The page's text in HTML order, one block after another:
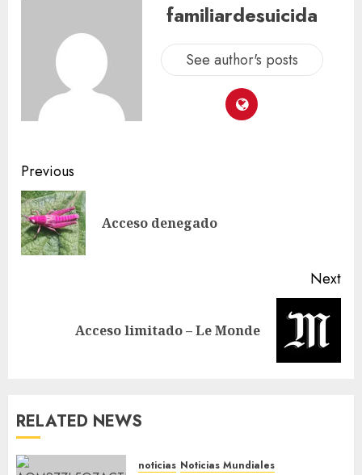
familiardesuicida
See author's posts
Previous
Acceso denegado
Next
Acceso limitado – Le Monde
RELATED NEWS
noticias Noticias Mundiales